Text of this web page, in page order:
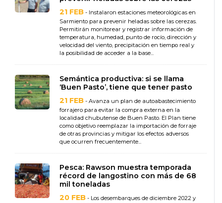
21 FEB - Instalaron estaciones meteorológicas en
Sarmiento para prevenir heladas sobre las cerezas.
Permitirán monitorear y registrar información de
temperatura, humedad, punto de rocío, dirección y
velocidad del viento, precipitación en tiempo real y
la posibilidad de acceder a la base...
Semántica productiva: si se llama
‘Buen Pasto’, tiene que tener pasto
21 FEB - Avanza un plan de autoabastecimiento
forrajero para evitar la compra externa en la
localidad chubutense de Buen Pasto. El Plan tiene
como objetivo reemplazar la importación de forraje
de otras provincias y mitigar los efectos adversos
que ocurren frecuentemente...
Pesca: Rawson muestra temporada
récord de langostino con más de 68
mil toneladas
20 FEB - Los desembarques de diciembre 2022 y